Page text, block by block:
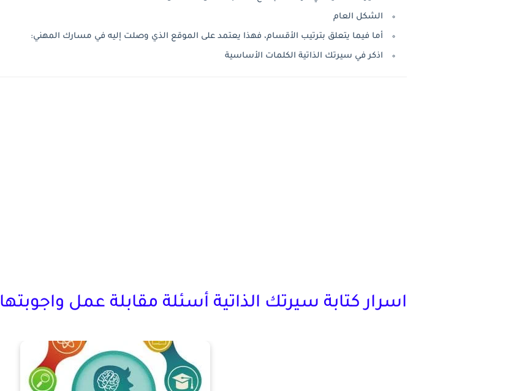
الشكل العام
أما فيما يتعلق بترتيب الأقسام، فهذا يعتمد على الموقع الذي وصلت إليه في مسارك المهني:
اذكر في سيرتك الذاتية الكلمات الأساسية
اسرار كتابة سيرتك الذاتية أسئلة مقابلة عمل واجوبتها